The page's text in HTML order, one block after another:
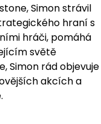
Simon strávil
hraní s
hráči, pomáhá
světě
Simon rád objevuje
akcích a